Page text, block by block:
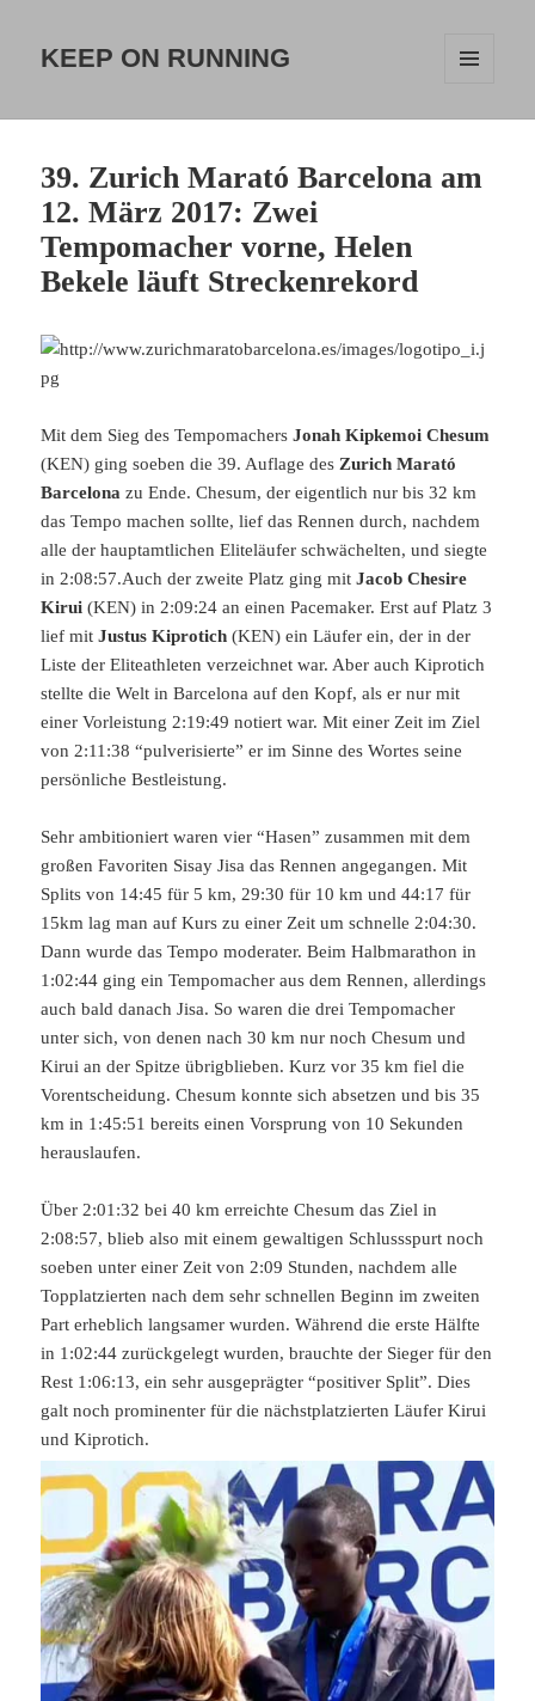
KEEP ON RUNNING
WIDGETS
39. Zurich Marató Barcelona am
12. März 2017: Zwei
Tempomacher vorne, Helen
Bekele läuft Streckenrekord
Mit dem Sieg des Tempomachers Jonah Kipkemoi Chesum
(KEN) ging soeben die 39. Auflage desZurich Marató
Barcelona zu Ende. Chesum, der eigentlich nur bis 32 km
das Tempo machen sollte, lief das Rennen durch, nachdem
alle der hauptamtlichen Eliteläufer schwächelten, und siegte
in 2:08:57.Auch der zweite Platz ging mitJacob Chesire
Kirui (KEN) in 2:09:24 an einen Pacemaker. Erst auf Platz 3
lief mitJustus Kiprotich (KEN) ein Läufer ein, der in der
Liste der Eliteathleten verzeichnet war. Aber auch Kiprotich
stellte die Welt in Barcelona auf den Kopf, als er nur mit
einer Vorleistung 2:19:49 notiert war. Mit einer Zeit im Ziel
von 2:11:38 “pulverisierte” er im Sinne des Wortes seine
persönliche Bestleistung.
Sehr ambitioniert waren vier “Hasen” zusammen mit dem
großen Favoriten Sisay Jisa das Rennen angegangen. Mit
Splits von 14:45 für 5 km, 29:30 für 10 km und 44:17 für
15km lag man auf Kurs zu einer Zeit um schnelle 2:04:30.
Dann wurde das Tempo moderater. Beim Halbmarathon in
1:02:44 ging ein Tempomacher aus dem Rennen, allerdings
auch bald danach Jisa. So waren die drei Tempomacher
unter sich, von denen nach 30 km nur noch Chesum und
Kirui an der Spitze übrigblieben. Kurz vor 35 km fiel die
Vorentscheidung. Chesum konnte sich absetzen und bis 35
km in 1:45:51 bereits einen Vorsprung von 10 Sekunden
herauslaufen.
Über 2:01:32 bei 40 km erreichte Chesum das Ziel in
2:08:57, blieb also mit einem gewaltigen Schlussspurt noch
soeben unter einer Zeit von 2:09 Stunden, nachdem alle
Topplatzierten nach dem sehr schnellen Beginn im zweiten
Part erheblich langsamer wurden. Während die erste Hälfte
in 1:02:44 zurückgelegt wurden, brauchte der Sieger für den
Rest 1:06:13, ein sehr ausgeprägter “positiver Split”. Dies
galt noch prominenter für die nächstplatzierten Läufer Kirui
und Kiprotich.